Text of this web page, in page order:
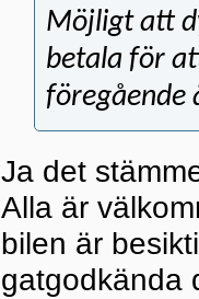
Möjligt att
betala för
föregående
Ja det
Alla är
bilen är
gatgodkända